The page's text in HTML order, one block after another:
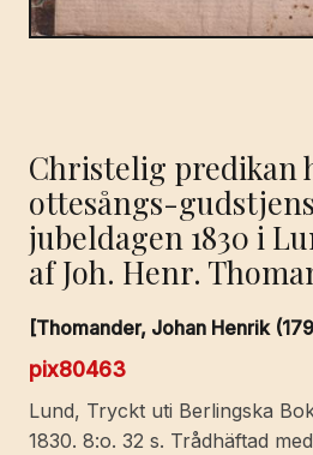
Christelig predikan
ottesångs-
jubeldagen 1830 i
af Joh. Henr.
[Thomander, Johan Henrik
pix80463
Lund, Tryckt uti Berlingska
1830. 8:o. 32 s. Trådhäftad